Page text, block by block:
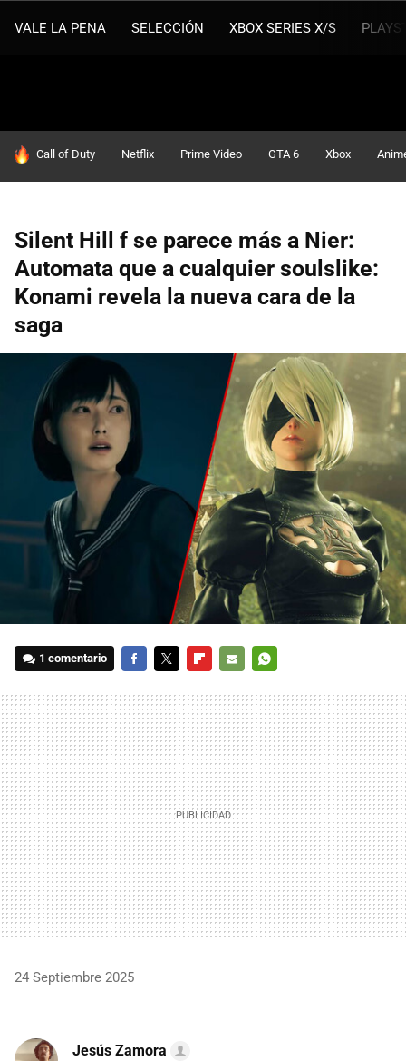
VALE LA PENA SELECCIÓN XBOX SERIES X/S
HOY SE HABLA DE
Call of Duty Netflix Prime Video GTA 6 Xbox
Silent Hill f se parece más a Nier:
Automata que a cualquier soulslike:
Konami revela la nueva cara de la
saga
1 comentario
MAIL
24 Septiembre 2025
Jesús Zamora